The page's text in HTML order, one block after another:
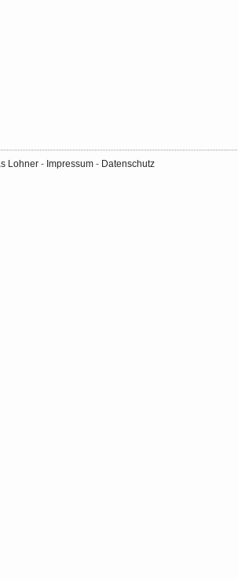
Lohner - Impressum - Datenschutz